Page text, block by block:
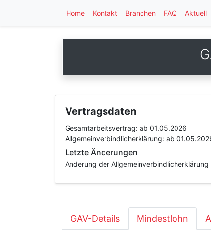
Home Kontakt Branchen FAQ Aktuell
Vertragsdaten
Gesamtarbeitsvertrag: ab 01.05.2026
Allgemeinverbindlicherklärung: ab
Letzte Änderungen
Änderung der
GAV-Details Mindestlohn